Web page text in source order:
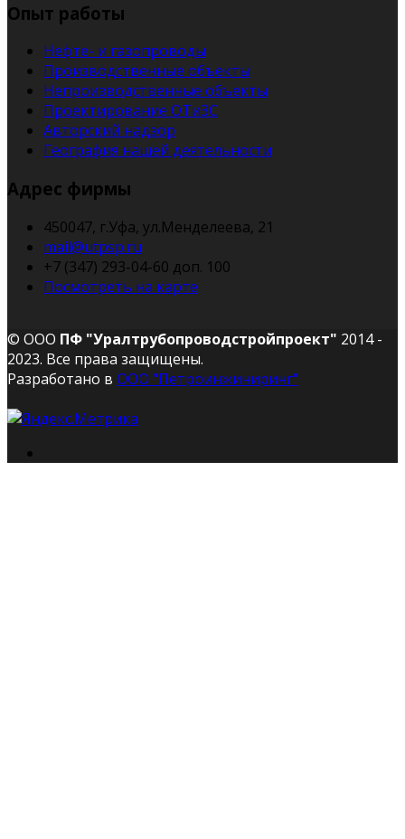
Опыт работы
Нефте- и газопроводы
Производственные объекты
Непроизводственные объекты
Проектирование ОТиЗС
Авторский надзор
География нашей деятельности
Адрес фирмы
450047, г.Уфа, ул.Менделеева, 21
mail@utpsp.ru
+7 (347) 293-04-60 доп. 100
Посмотреть на карте
© ООО ПФ "Уралтрубопроводстройпроект" 2014 -
2023. Все права защищены.
Разработано в ООО "Петроинжиниринг"